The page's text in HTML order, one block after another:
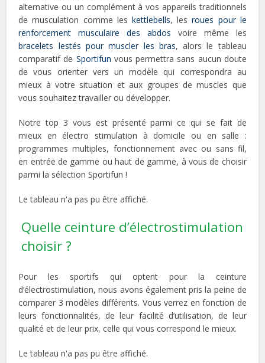
alternative ou un complément à vos appareils traditionnels
de musculation comme les kettlebells, lesroues pour le
renforcement musculaire des abdos voire même les
bracelets lestés pour muscler les bras, alors le tableau
comparatif de Sportifun vous permettra sans aucun doute
de vous orienter vers un modèle qui correspondra au
mieux à votre situation et aux groupes de muscles que
vous souhaitez travailler ou développer.
Notre top 3 vous est présenté parmi ce qui se fait de
mieux en électro stimulation à domicile ou en salle :
programmes multiples, fonctionnement avec ou sans fil,
en entrée de gamme ou haut de gamme, à vous de choisir
parmi la sélection Sportifun !
Le tableau n'a pas pu être affiché.
Quelle ceinture d’électrostimulation
choisir ?
Pour les sportifs qui optent pour la ceinture
d’électrostimulation, nous avons également pris la peine de
comparer 3 modèles différents. Vous verrez en fonction de
leurs fonctionnalités, de leur facilité d’utilisation, de leur
qualité et de leur prix, celle qui vous correspond le mieux.
Le tableau n'a pas pu être affiché.